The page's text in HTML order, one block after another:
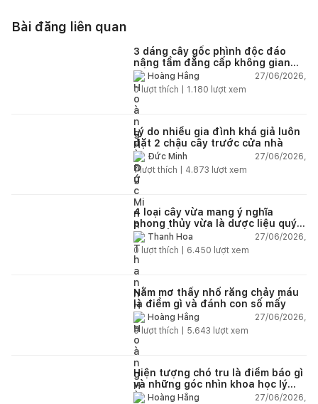
Bài đăng liên quan
3 dáng cây gốc phình độc đáo
nâng tầm đẳng cấp không gian
sốngHoàng Hằng
27/06/2026,
0lượt thích | 1.180 lượt xem
Lý do nhiều gia đình khá giả luôn
đặt 2 chậu cây trước cửa nhà
Đức Minh
27/06/2026,
1lượt thích | 4.873 lượt xem
4 loại cây vừa mang ý nghĩa
phong thủy vừa là dược liệu quý
nên trồng trong nhà
Thanh Hoa
27/06/2026,
0 lượt thích | 6.450 lượt xem
Nằm mơ thấy nhổ răng chảy máu
là điềm gì và đánh con số mấy
Hoàng Hằng
27/06/2026,
0lượt thích | 5.643 lượt xem
Hiện tượng chó tru là điềm báo gì
và những góc nhìn khoa học lý
giảiHoàng Hằng
27/06/2026,